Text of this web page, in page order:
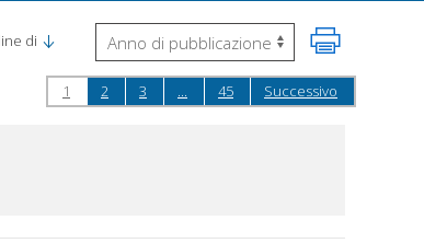
di
1 2 3 ... 45 Successivo